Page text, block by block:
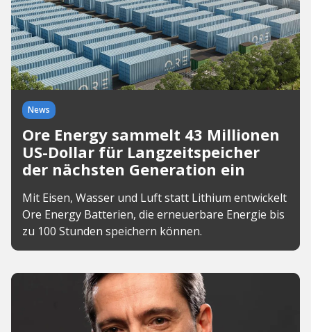
News
Ore Energy sammelt 43 Millionen
US-Dollar für Langzeitspeicher
der nächsten Generation ein
Mit Eisen, Wasser und Luft statt Lithium entwickelt
Ore Energy Batterien, die erneuerbare Energie bis
zu 100 Stunden speichern können.